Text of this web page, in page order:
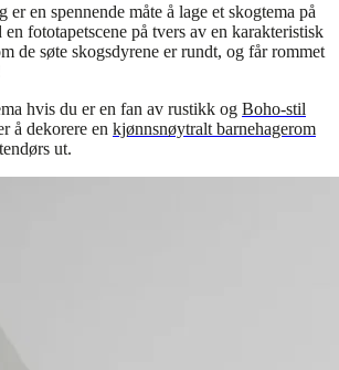
er en spennende måte å lage et skogtema på
fototapetscene på tvers av en karakteristisk
de søte skogsdyrene er rundt, og får rommet
hvis du er en fan av rustikk og Boho-stil
å dekorere en kjønnsnøytralt barnehagerom
ut.